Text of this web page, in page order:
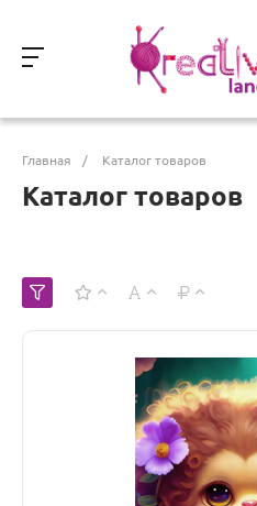
Главная / Каталог товаров
Каталог товаров